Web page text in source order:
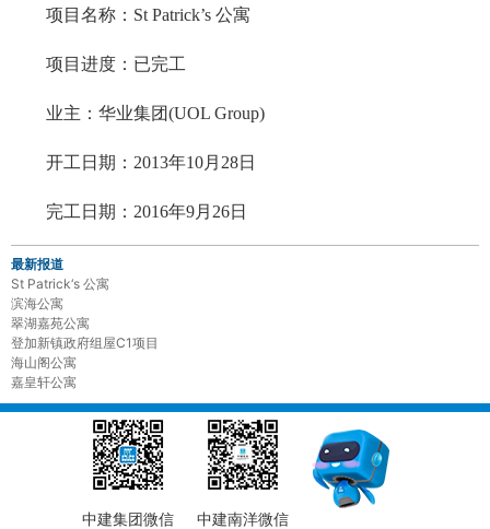
项目名称：St Patrick’s 公寓
项目进度：已完工
业主：华业集团(UOL Group)
开工日期：2013年10月28日
完工日期：2016年9月26日
最新报道
St Patrick‘s 公寓
滨海公寓
翠湖嘉苑公寓
登加新镇政府组屋C1项目
海山阁公寓
嘉皇轩公寓
中建集团微信 中建南洋微信